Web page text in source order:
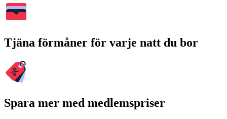
Tjäna förmåner för varje natt du bor
Spara mer med medlemspriser